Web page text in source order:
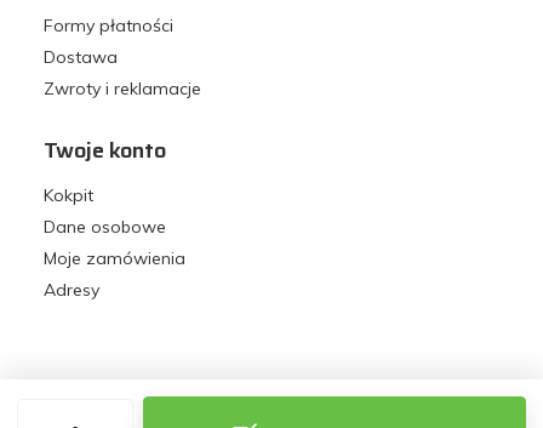
Formy płatności
Dostawa
Zwroty i reklamacje
Twoje konto
Kokpit
Dane osobowe
Moje zamówienia
Adresy